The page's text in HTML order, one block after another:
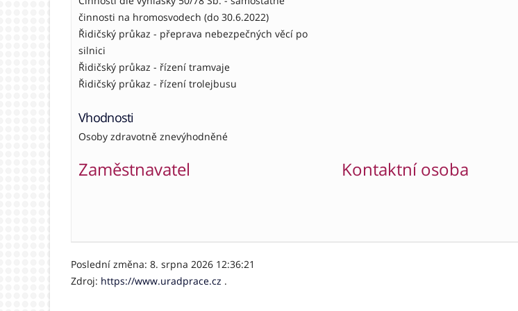
činnosti na hromosvodech (do 30.6.2022)
Řidičský průkaz - přeprava nebezpečných věcí po
silnici
Řidičský průkaz - řízení tramvaje
Řidičský průkaz - řízení trolejbusu
Vhodnosti
Osoby zdravotně znevýhodněné
Zaměstnavatel Kontaktní osoba
Poslední změna: 8. srpna 2026 12:36:21
Zdroj: https://www.uradprace.cz .